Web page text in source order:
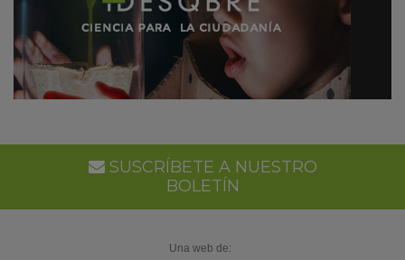
SUSCRÍBETE A NUESTRO
BOLETÍN
Una web de: